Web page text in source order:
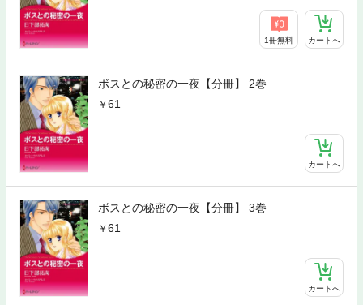
1冊無料 カートへ
ボスとの秘密の一夜【分冊】 2巻
61
カートへ
ボスとの秘密の一夜【分冊】 3巻
61
カートへ